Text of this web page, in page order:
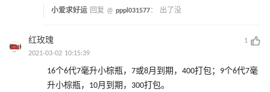
小爱求好运 回复 @ pppl031577： 出了没
红玫瑰
1
2021-03-02 10:15:39
16个6代7毫升小棕瓶，7或8月到期，400打包；9个6代7毫
升小棕瓶，10月到期，300打包。